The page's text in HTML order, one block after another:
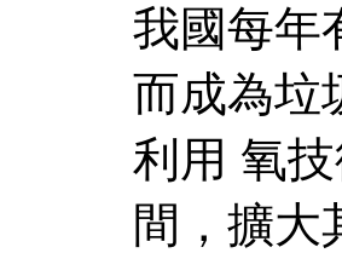
我國每年
而成為垃
利用 氧
間，擴大